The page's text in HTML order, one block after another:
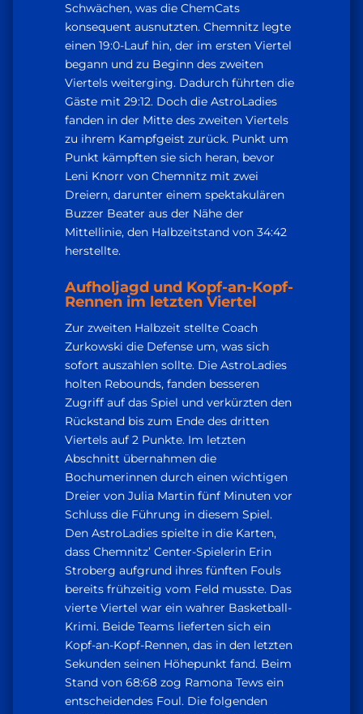
Schwächen, was die ChemCats
konsequent ausnutzten. Chemnitz legte
einen 19:0-Lauf hin, der im ersten Viertel
begann und zu Beginn des zweiten
Viertels weiterging. Dadurch führten die
Gäste mit 29:12. Doch die AstroLadies
fanden in der Mitte des zweiten Viertels
zu ihrem Kampfgeist zurück. Punkt um
Punkt kämpften sie sich heran, bevor
Leni Knorr von Chemnitz mit zwei
Dreiern, darunter einem spektakulären
Buzzer Beater aus der Nähe der
Mittellinie, den Halbzeitstand von 34:42
herstellte.
Aufholjagd und Kopf-an-Kopf-
Rennen im letzten Viertel
Zur zweiten Halbzeit stellte Coach
Zurkowski die Defense um, was sich
sofort auszahlen sollte. Die AstroLadies
holten Rebounds, fanden besseren
Zugriff auf das Spiel und verkürzten den
Rückstand bis zum Ende des dritten
Viertels auf 2 Punkte. Im letzten
Abschnitt übernahmen die
Bochumerinnen durch einen wichtigen
Dreier von Julia Martin fünf Minuten vor
Schluss die Führung in diesem Spiel.
Den AstroLadies spielte in die Karten,
dass Chemnitz’ Center-Spielerin Erin
Stroberg aufgrund ihres fünften Fouls
bereits frühzeitig vom Feld musste. Das
vierte Viertel war ein wahrer Basketball-
Krimi. Beide Teams lieferten sich ein
Kopf-an-Kopf-Rennen, das in den letzten
Sekunden seinen Höhepunkt fand. Beim
Stand von 68:68 zog Ramona Tews ein
entscheidendes Foul. Die folgenden